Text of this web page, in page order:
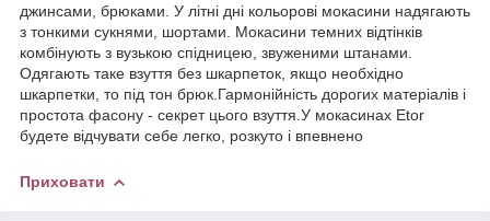
джинсами, брюками. У літні дні кольорові мокасини надягають
з тонкими сукнями, шортами. Мокасини темних відтінків
комбінують з вузькою спідницею, звуженими штанами.
Одягають таке взуття без шкарпеток, якщо необхідно
шкарпетки, то під тон брюк.Гармонійність дорогих матеріалів і
простота фасону - секрет цього взуття.У мокасинах Etor
будете відчувати себе легко, розкуто і впевнено
Приховати